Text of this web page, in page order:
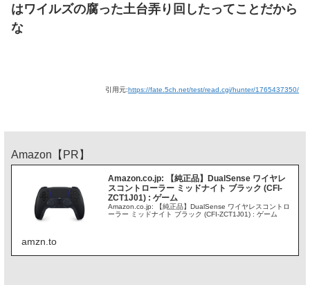
はワイルズの腐った土台弄り回したってことだから
な
引用元:https://fate.5ch.net/test/read.cgi/hunter/1765437350/
Amazon【PR】
Amazon.co.jp: 【純正品】DualSense ワイヤレ
スコントローラー ミッドナイト ブラック (CFI-
ZCT1J01) : ゲーム
Amazon.co.jp: 【純正品】DualSense ワイヤレスコントロ
ーラー ミッドナイト ブラック (CFI-ZCT1J01) : ゲーム
amzn.to